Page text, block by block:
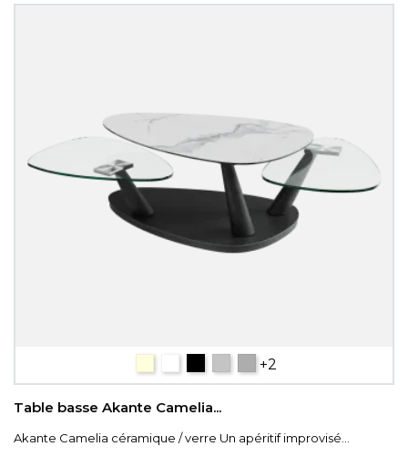
céramique blanc marbré
Céramique Titane
ARGILECÉRAMIQUE SILVER.
+2
Table basse Akante Camelia...
Akante Camelia céramique / verre Un apéritif improvisé...